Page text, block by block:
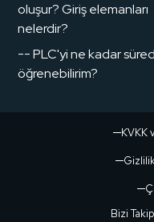
oluşur? Giriş elemanları
nelerdir?
-- PLC'yi ne kadar
öğrenebilirim?
KVKK
Bizi